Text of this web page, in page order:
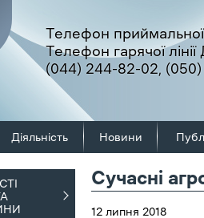
Телефон
Телефон гарячої
(044) 244-82-02,
Діяльність Новини
Сучасні
12 липня 2018